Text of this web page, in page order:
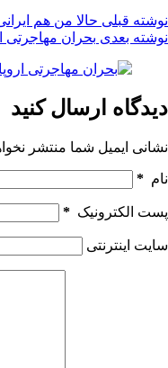
نوشته قبلی حالا من هم
نوشته بعدی بحران مهاجرتی
دیدگاه ارسال کنید
نشانی ایمیل شما منتشر
نام *
پست الکترونیک *
سایت اینترنتی